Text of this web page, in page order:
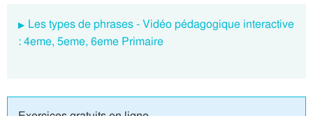
Les types de phrases - Vidéo pédagogique interactive
: 4eme, 5eme, 6eme Primaire